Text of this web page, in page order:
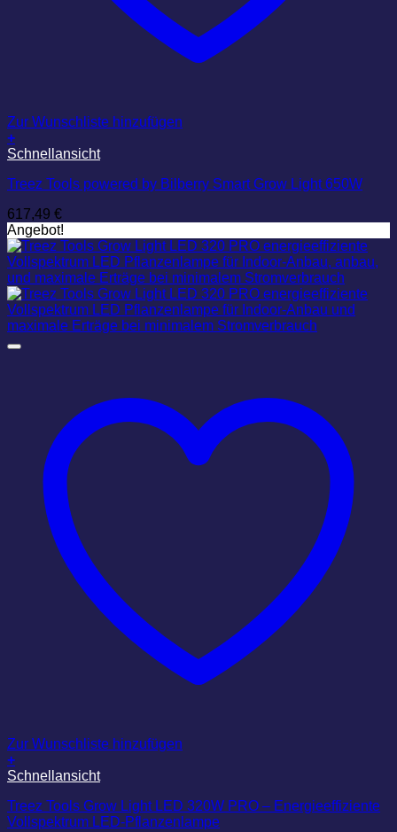
Zur Wunschliste hinzufügen
+
Schnellansicht
Treez Tools powered by Bilberry Smart Grow Light 650W
617,49 €
Angebot!
Zur Wunschliste hinzufügen
+
Schnellansicht
Treez Tools Grow Light LED 320W PRO – Energieeffiziente
Vollspektrum LED-Pflanzenlampe